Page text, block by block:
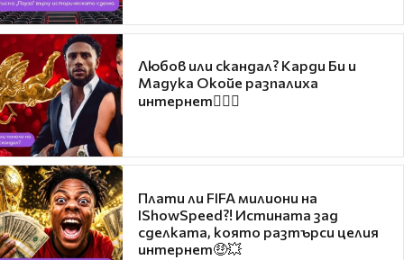
Любов или скандал? Карди Би и
Мадука Окойе разпалиха
интернет❤️‍🔥🔥
Плати ли FIFA милиони на
IShowSpeed?! Истината зад
сделката, която разтърси целия
интернет🤑💥